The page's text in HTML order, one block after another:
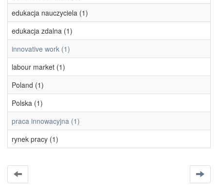
edukacja nauczyciela (1)
edukacja zdalna (1)
innovative work (1)
labour market (1)
Poland (1)
Polska (1)
praca innowacyjna (1)
rynek pracy (1)